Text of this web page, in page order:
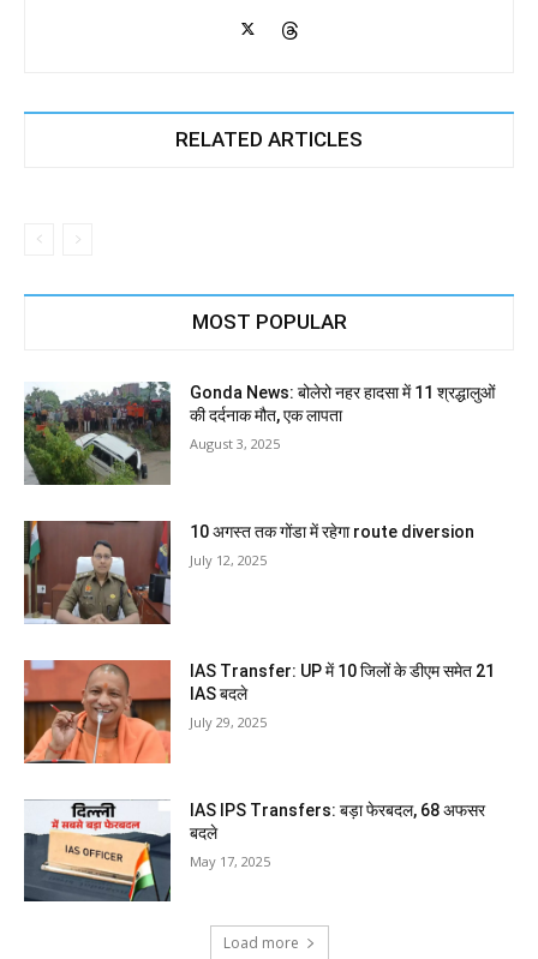
RELATED ARTICLES
MOST POPULAR
Gonda News: बोलेरो नहर हादसा में 11 श्रद्धालुओं
की दर्दनाक मौत, एक लापता
August 3, 2025
10 अगस्त तक गोंडा में रहेगा route diversion
July 12, 2025
IAS Transfer: UP में 10 जिलों के डीएम समेत 21
IAS बदले
July 29, 2025
IAS IPS Transfers: बड़ा फेरबदल, 68 अफसर
बदले
May 17, 2025
Load more